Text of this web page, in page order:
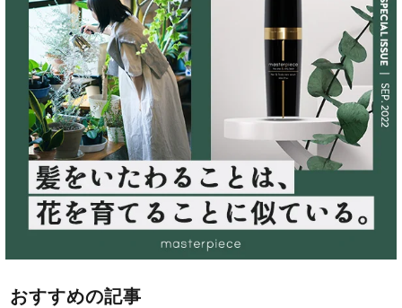
おすすめの記事